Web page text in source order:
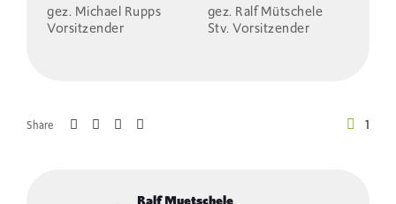
gez. Michael Rupps gez. Ralf Mütschele
Vorsitzender Stv. Vorsitzender
Share 1
Ralf Muetschele